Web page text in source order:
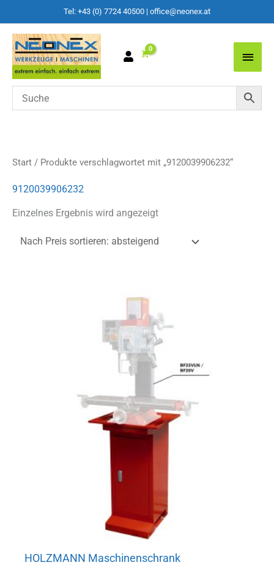
Tel: +43 (0) 7724 40500 | office@neonex.at
Main
Start / Produkte verschlagwortet mit „9120039906232“
9120039906232
Einzelnes Ergebnis wird angezeigt
HOLZMANN Maschinenschrank